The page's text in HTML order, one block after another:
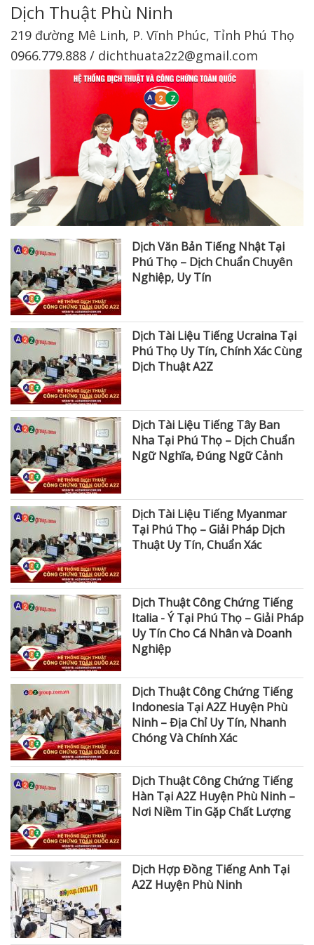
Dịch Thuật Phù Ninh
219 đường Mê Linh, P. Vĩnh Phúc, Tỉnh Phú Thọ
0966.779.888 / dichthuata2z2@gmail.com
Dịch Văn Bản Tiếng Nhật Tại
Phú Thọ – Dịch Chuẩn Chuyên
Nghiệp, Uy Tín
Dịch Tài Liệu Tiếng Ucraina Tại
Phú Thọ Uy Tín, Chính Xác Cùng
Dịch Thuật A2Z
Dịch Tài Liệu Tiếng Tây Ban
Nha Tại Phú Thọ – Dịch Chuẩn
Ngữ Nghĩa, Đúng Ngữ Cảnh
Dịch Tài Liệu Tiếng Myanmar
Tại Phú Thọ – Giải Pháp Dịch
Thuật Uy Tín, Chuẩn Xác
Dịch Thuật Công Chứng Tiếng
Italia - Ý Tại Phú Thọ – Giải Pháp
Uy Tín Cho Cá Nhân và Doanh
Nghiệp
Dịch Thuật Công Chứng Tiếng
Indonesia Tại A2Z Huyện Phù
Ninh – Địa Chỉ Uy Tín, Nhanh
Chóng Và Chính Xác
Dịch Thuật Công Chứng Tiếng
Hàn Tại A2Z Huyện Phù Ninh –
Nơi Niềm Tin Gặp Chất Lượng
Dịch Hợp Đồng Tiếng Anh Tại
A2Z Huyện Phù Ninh